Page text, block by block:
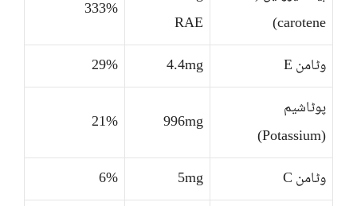
carotene)
RAE
333%
وٹامن E 4.4mg
29%
پوٹاشیم
(Potassium)
996mg
21%
وٹامن C 5mg
6%